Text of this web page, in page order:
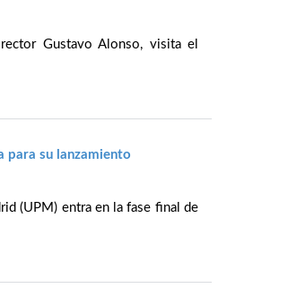
Gustavo Alonso, visita el
para su lanzamiento
(UPM) entra en la fase final de